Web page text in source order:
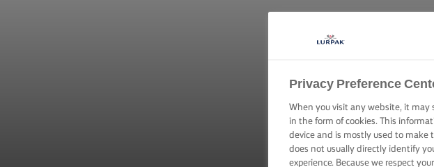
Privacy Preference
When you visit any website, it may
in the form of cookies. This
device and is mostly used to make
does not usually directly identify
experience. Because we respect